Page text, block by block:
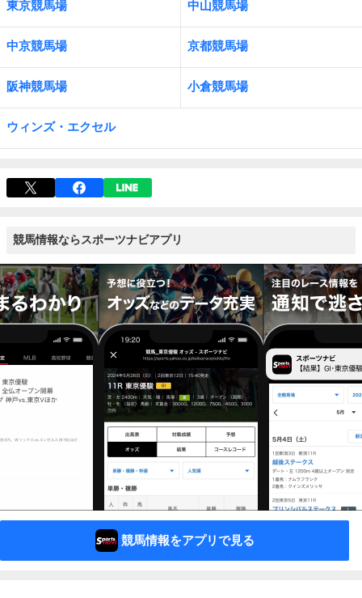
東京競馬場 中山競馬場
中京競馬場 京都競馬場
阪神競馬場 小倉競馬場
ウィンズ・エクセル
競馬情報ならスポーツナビアプリ
競馬情報をアプリで見る